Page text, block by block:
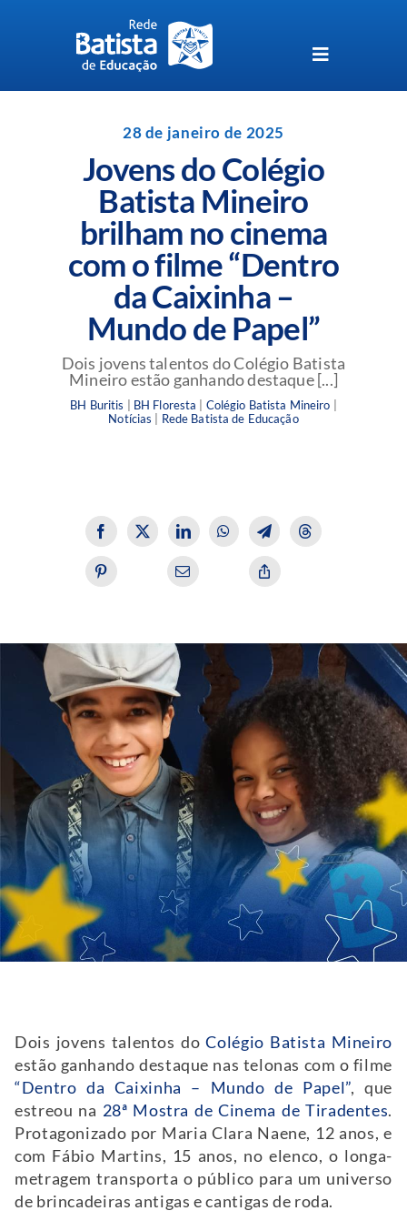
Toggle
Navigation
Perguntas Frequentes
Blog da Rede Batista
28 de janeiro de 2025
Jovens do Colégio
Batista Mineiro
brilham no cinema
com o filme “Dentro
da Caixinha –
Mundo de Papel”
Dois jovens talentos do Colégio Batista
Mineiro estão ganhando destaque [...]
BH Buritis BH Floresta Colégio Batista Mineiro
Notícias
Rede Batista de Educação
Dois jovens talentos doColégio Batista Mineiro
estão ganhando destaque nas telonas com o filme
“Dentro da Caixinha – Mundo de Papel”, que
estreou na 28ª Mostra de Cinema de Tiradentes.
Protagonizado por Maria Clara Naene, 12 anos, e
com Fábio Martins, 15 anos, no elenco, o longa-
metragem transporta o público para um universo
de brincadeiras antigas e cantigas de roda.